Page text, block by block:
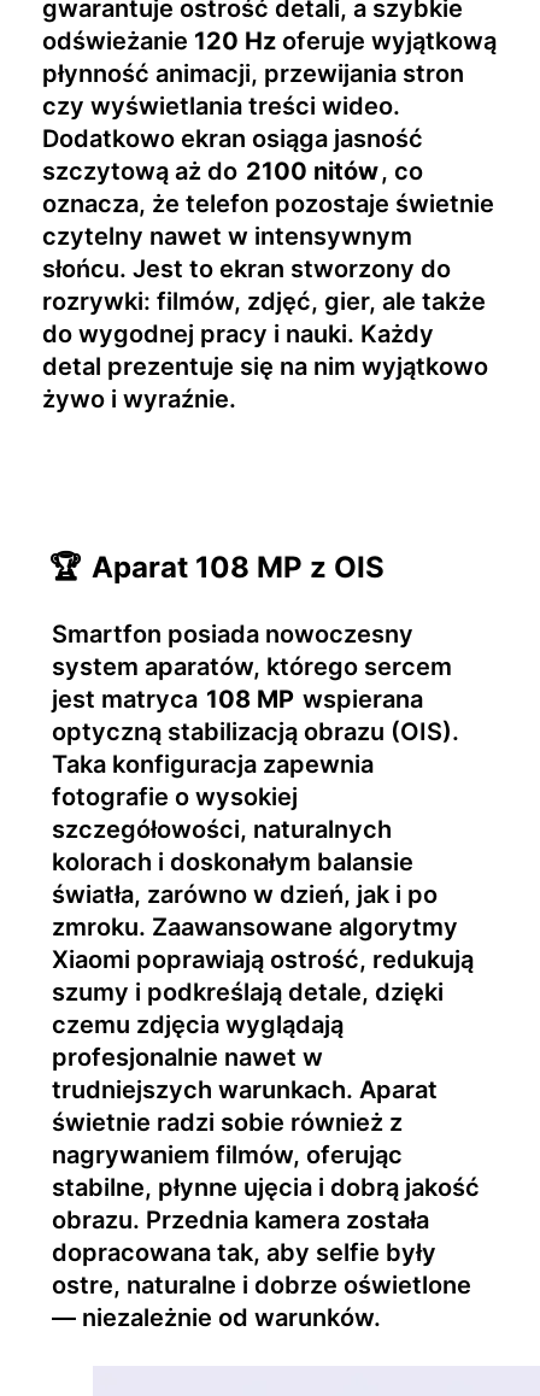
gwarantuje ostrość detali, a szybkie
odświeżanie 120 Hz oferuje wyjątkową
płynność animacji, przewijania stron
czy wyświetlania treści wideo.
Dodatkowo ekran osiąga jasność
szczytową aż do 2100 nitów, co
oznacza, że telefon pozostaje świetnie
czytelny nawet w intensywnym
słońcu. Jest to ekran stworzony do
rozrywki: filmów, zdjęć, gier, ale także
do wygodnej pracy i nauki. Każdy
detal prezentuje się na nim wyjątkowo
żywo i wyraźnie.
🏆 Aparat 108 MP z OIS
Smartfon posiada nowoczesny
system aparatów, którego sercem
jest matryca 108 MP wspierana
optyczną stabilizacją obrazu (OIS).
Taka konfiguracja zapewnia
fotografie o wysokiej
szczegółowości, naturalnych
kolorach i doskonałym balansie
światła, zarówno w dzień, jak i po
zmroku. Zaawansowane algorytmy
Xiaomi poprawiają ostrość, redukują
szumy i podkreślają detale, dzięki
czemu zdjęcia wyglądają
profesjonalnie nawet w
trudniejszych warunkach. Aparat
świetnie radzi sobie również z
nagrywaniem filmów, oferując
stabilne, płynne ujęcia i dobrą jakość
obrazu. Przednia kamera została
dopracowana tak, aby selfie były
ostre, naturalne i dobrze oświetlone
— niezależnie od warunków.